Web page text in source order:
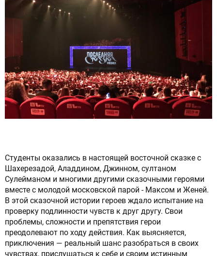
Нажимая на кнопку “Отправить сообщение”,
вы даете согласие на обработку
персональных данных в соответствии с
Студенты оказались в настоящей восточной сказке с
Шахерезадой, Аладдином, Джинном, султаном
Сулейманом и многими другими сказочными героями
вместе с молодой московской парой - Максом и Женей.
В этой сказочной истории героев ждало испытание на
проверку подлинности чувств к друг другу. Свои
проблемы, сложности и препятствия герои
преодолевают по ходу действия. Как выясняется,
приключения — реальный шанс разобраться в своих
чувствах, прислушаться к себе и своим истинным